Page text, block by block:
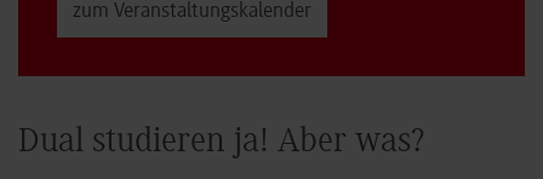
zum Veranstaltungs­kalender
Dual studieren ja! Aber was?